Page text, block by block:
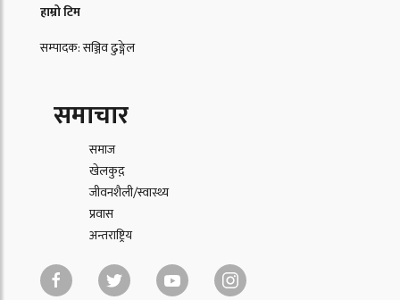
हाम्रो टिम
सम्पादक: सञ्जिव ढुङ्गेल
समाचार
समाज
खेलकुद़़
जीवनशैली/स्वास्थ्य
प्रवास
अन्तराष्ट्रिय